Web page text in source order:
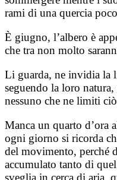
rami di una quercia
È giugno, l’albero è
che tra non molto
Li guarda, ne invidia la
seguendo la loro
nessuno che ne limiti
Manca un quarto d’ora
ogni giorno si ricorda
del movimento, perché
accumulato tanto di
sveglia in cerca di aria,